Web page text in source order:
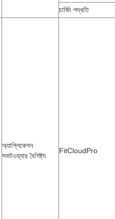
চার্জিং পদ্ধতি
অ্যাপ্লিকেশন
সফটওয়্যার বৈশিষ্ট্য
FitCloudPro